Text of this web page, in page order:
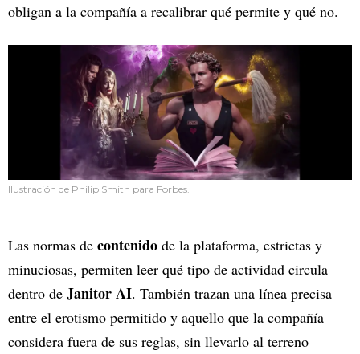
obligan a la compañía a recalibrar qué permite y qué no.
Ilustración de Philip Smith para Forbes.
Las normas de contenido de la plataforma, estrictas y
minuciosas, permiten leer qué tipo de actividad circula
dentro de Janitor AI. También trazan una línea precisa
entre el erotismo permitido y aquello que la compañía
considera fuera de sus reglas, sin llevarlo al terreno